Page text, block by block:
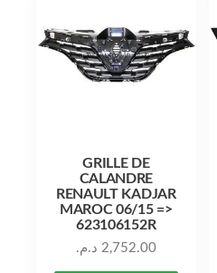
GRILLE DE
CALANDRE
RENAULT KADJAR
MAROC 06/15 =>
623106152R
2,752.00 د.م.